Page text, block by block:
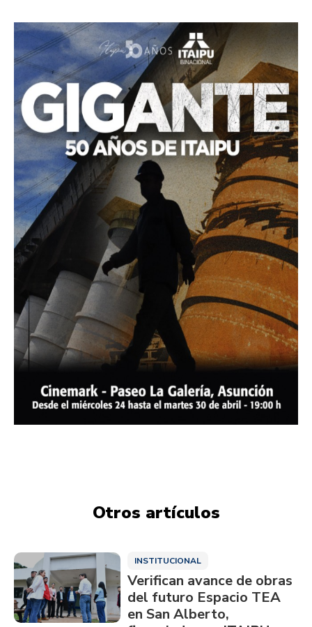
Otros artículos
INSTITUCIONAL
Verifican avance de obras
del futuro Espacio TEA
en San Alberto,